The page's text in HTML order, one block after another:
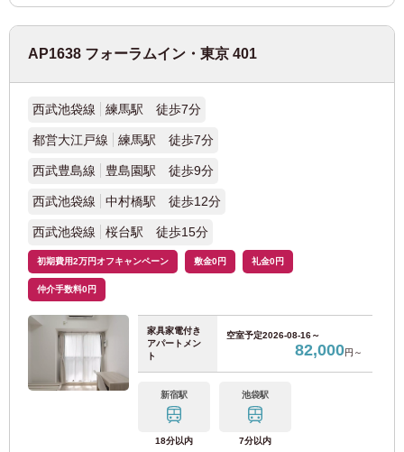
AP1638 フォーラムイン・東京 401
西武池袋線 練馬駅 徒歩7分
都営大江戸線 練馬駅 徒歩7分
西武豊島線 豊島園駅 徒歩9分
西武池袋線 中村橋駅 徒歩12分
西武池袋線 桜台駅 徒歩15分
初期費用2万円オフキャンペーン 敷金0円 礼金0円
仲介手数料0円
家具家電付き
アパートメン
ト
空室予定2026-08-16～
82,000円～
新宿駅
18分以内
池袋駅
7分以内
阪神本線 (9)
阪急電鉄
阪急神戸本線 (8)
福岡
JR九州
JR鹿児島本線 (68)
福岡市交通局